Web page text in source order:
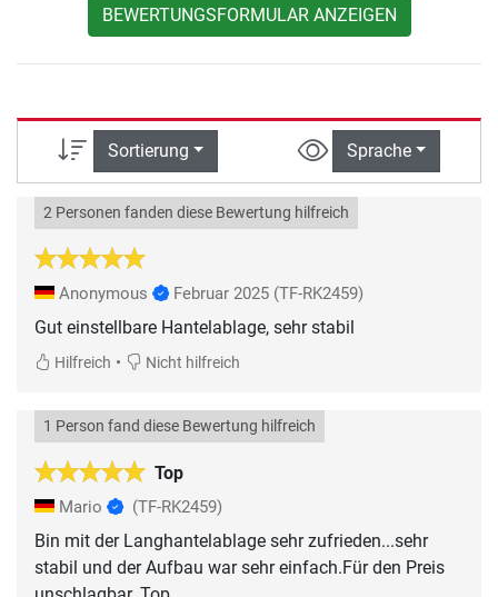
BEWERTUNGSFORMULAR ANZEIGEN
Sortierung Sprache
2 Personen fanden diese Bewertung hilfreich
Anonymous Februar 2025 (TF-RK2459)
Gut einstellbare Hantelablage, sehr stabil
Hilfreich • Nicht hilfreich
Top
1 Person fand diese Bewertung hilfreich
Mario (TF-RK2459)
Bin mit der Langhantelablage sehr zufrieden...sehr
stabil und der Aufbau war sehr einfach.Für den Preis